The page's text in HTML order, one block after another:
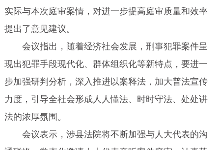
实际与本次庭审案情，对进一步提高庭审质量和效率
提出了意见建议。
会议指出，随着经济社会发展，刑事犯罪案件呈
现出犯罪手段现代化、群体组织化等新特点，要进一
步加强研判分析，深入推进以案释法，加大普法宣传
力度，引导全社会形成人人懂法、时时守法、处处讲
法的浓厚氛围。
会议表示，涉县法院将不断加强与人大代表的沟